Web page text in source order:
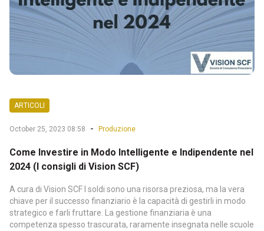
ARTICOLI
October 25, 2023 08:58 - Produzione
Come Investire in Modo Intelligente e Indipendente nel
2024 (I consigli di Vision SCF)
A cura di Vision SCF I soldi sono una risorsa preziosa, ma la vera
chiave per il successo finanziario è la capacità di gestirli in modo
strategico e farli fruttare. La gestione finanziaria è una
competenza spesso trascurata, raramente insegnata nelle scuole